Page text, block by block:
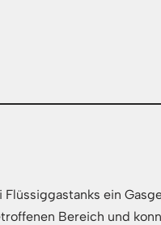
ein
Bereich und